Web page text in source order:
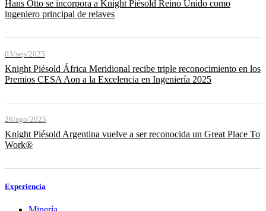
Hans Otto se incorpora a Knight Piésold Reino Unido como
ingeniero principal de relaves
03/sep/2025
Knight Piésold África Meridional recibe triple reconocimiento en los
Premios CESA Aon a la Excelencia en Ingeniería 2025
26/ago/2025
Knight Piésold Argentina vuelve a ser reconocida un Great Place To
Work®
Experiencia